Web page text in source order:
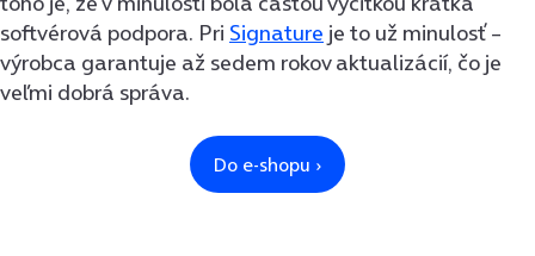
softvérová podpora. Pri Signature je to už minulosť –
výrobca garantuje až sedem rokov aktualizácií, čo je
veľmi dobrá správa.